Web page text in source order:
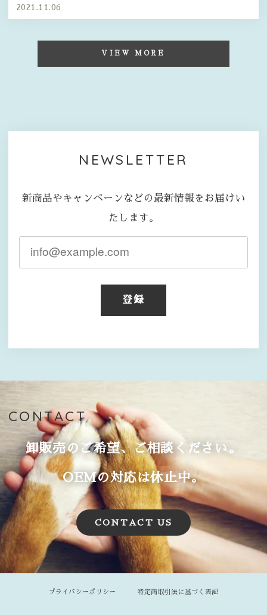
2021.11.06
VIEW MORE
NEWSLETTER
新商品やキャンペーンなどの最新情報をお届けい
たします。
登録
CONTACT
卸販売のご希望、ご相談ください。
OEMの対応は休止中。
CONTACT US
プライバシーポリシー 特定商取引法に基づく表記